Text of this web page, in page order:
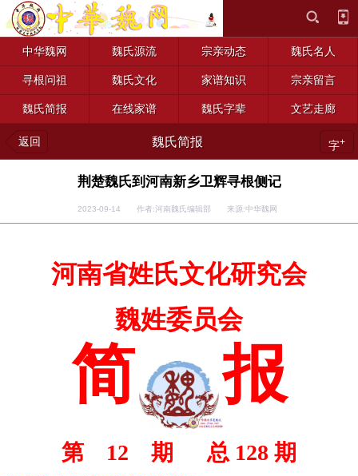
中华魏网 魏氏源流 宗亲动态 魏氏名人
寻根问祖 魏氏文化 家谱知识 宗亲留言
魏氏简报 在线家谱 魏氏字辈 文艺走廊
返回 魏氏简报 字+
荆楚魏氏到河南新乡卫辉寻根侧记
2023-09-14 作者:河南魏氏编辑部 来源:中华魏网
河南省姓氏文化研究会
魏姓委员会
简 报
第 12 期 总 128 期